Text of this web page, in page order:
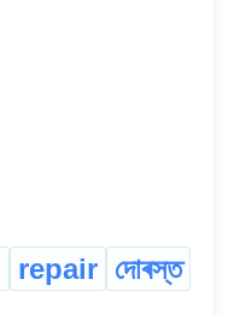
repair দোৰস্ত